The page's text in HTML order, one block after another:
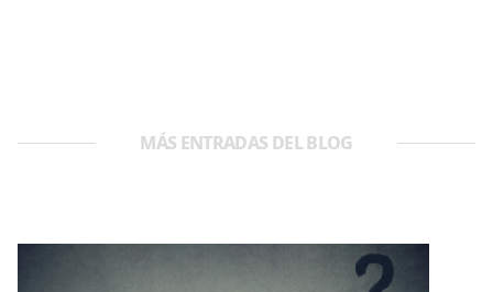
MÁS ENTRADAS DEL BLOG